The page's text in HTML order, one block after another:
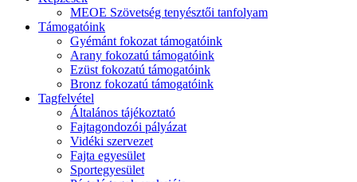
MEOE Szövetség tenyésztői tanfolyam
Támogatóink
Gyémánt fokozat támogatóink
Arany fokozatú támogatóink
Ezüst fokozatú támogatóink
Bronz fokozatú támogatóink
Tagfelvétel
Általános tájékoztató
Fajtagondozói pályázat
Vidéki szervezet
Fajta egyesület
Sportegyesület